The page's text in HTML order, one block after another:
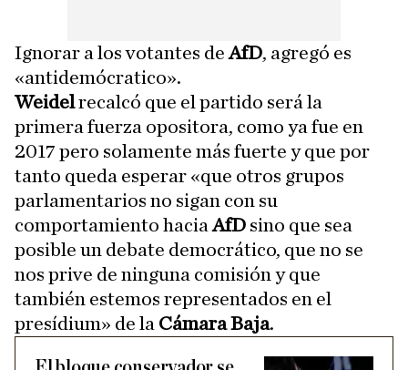
Ignorar a los votantes deAfD, agregó es
«antidemócratico».
Weidelrecalcó que el partido será la
primera fuerza opositora, como ya fue en
2017 pero solamente más fuerte y que por
tanto queda esperar «que otros grupos
parlamentarios no sigan con su
comportamiento hacia AfD sino que sea
posible un debate democrático, que no se
nos prive de ninguna comisión y que
también estemos representados en el
presídium» de la Cámara Baja.